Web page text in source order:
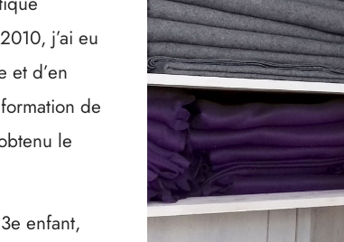
j’ai eu
et d’en
de
le
enfant,